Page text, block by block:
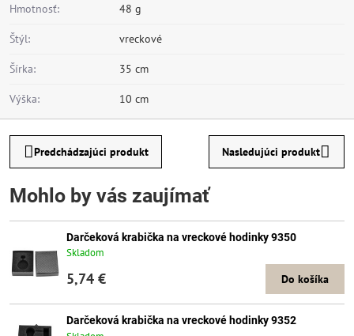
Hmotnosť: 48 g
Štýl: vreckové
Šírka: 35 cm
Výška: 10 cm
Predchádzajúci produkt Nasledujúci produkt
Mohlo by vás zaujímať
Darčeková krabička na vreckové hodinky 9350
Skladom
5,74 € Do košíka
Darčeková krabička na vreckové hodinky 9352